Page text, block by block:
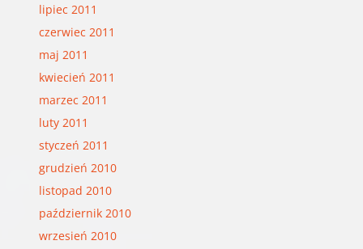
lipiec 2011
czerwiec 2011
maj 2011
kwiecień 2011
marzec 2011
luty 2011
styczeń 2011
grudzień 2010
listopad 2010
październik 2010
wrzesień 2010